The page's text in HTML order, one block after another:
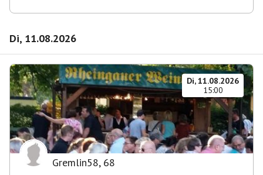
Di, 11.08.2026
Di, 11.08.2026
15:00
Gremlin58, 68